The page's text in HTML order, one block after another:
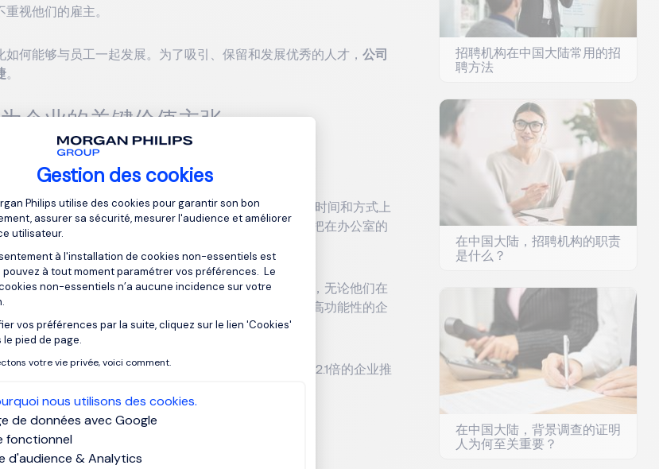
Gestion des cookies
de Gestion du Consentement : Personnalisez vos Options
Philips utilise des cookies pour garantir son bon
assurer sa sécurité, mesurer l'audience et améliorer
utilisateur.
à l'installation de cookies non-essentiels est
pouvez à tout moment paramétrer vos préférences. Le
non-essentiels n’a aucune incidence sur votre
vos préférences par la suite, cliquez sur le lien 'Cookies'
pied de page.
votre vie privée, voici comment.
nous utilisons des cookies.
de données avec Google
fonctionnel
d'audience & Analytics
Axeptio consent
视他们的雇主。
何能够与员工一起发展。为了吸引、保留和发展优秀的人才， 公司
。
企业的关键价值主张
式已成为历史。在未来，"一刀切 "的做法将不再适用。
性的工作职位数量增加了83%。员工希望在工作地点、时间和方式上
以被视为一种积极的力量，促使公司关注结果，而不是把在办公室的
化提出了新的要求，即必须为每个员工提供公平的机会，无论他们在
生活在哪个时区、也无论你在什么时候工作，强大的、高功能性的企
好运作。
工作机会感到满意时，他们就会增加2.6倍的幸福感和2.1倍的企业推
受下班时间开始
招聘机构在中国大陆常用的招
聘方法
在中国大陆，招聘机构的职责
是什么？
在中国大陆，背景调查的证明
人为何至关重要？